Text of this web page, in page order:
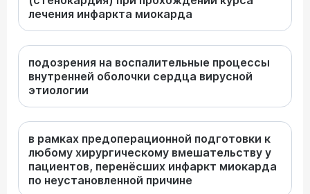
лечения инфаркта миокарда
подозрения на воспалительные процессы
внутренней оболочки сердца вирусной
этиологии
в рамках предоперационной подготовки к
любому хирургическому вмешательству у
пациентов, перенёсших инфаркт миокарда
по неустановленной причине